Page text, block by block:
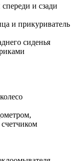
и сзади
и прикуриватель
сиденья